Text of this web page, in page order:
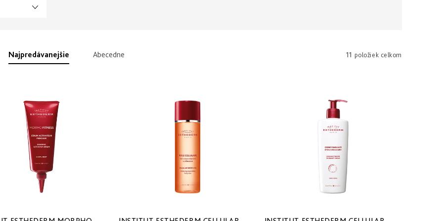
Najpredávanejšie Abecedne 11 položiek celkom